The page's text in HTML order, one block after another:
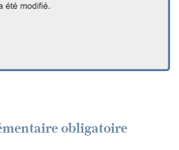
obligatoire